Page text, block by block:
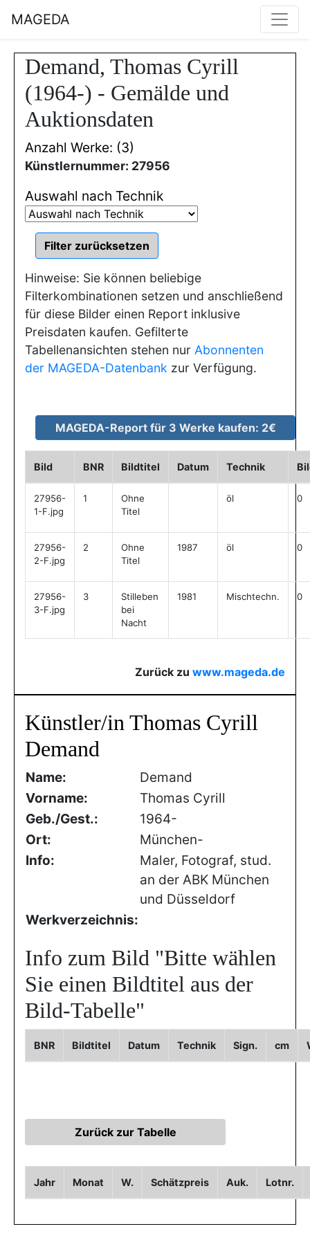
MAGEDA
Demand, Thomas Cyrill
(1964-) - Gemälde und
Auktionsdaten
Anzahl Werke: (3)
Künstlernummer: 27956
Auswahl nach Technik
Hinweise: Sie können beliebige
Filterkombinationen setzen und anschließend
für diese Bilder einen Report inklusive
Preisdaten kaufen. Gefilterte
Tabellenansichten stehen nur Abonnenten
der MAGEDA-Datenbank zur Verfügung.
Bild BNR Bildtitel Datum Technik
27956-
1-F.jpg
1
Ohne
Titel
öl 0
27956-
2-F.jpg
2
Ohne
Titel
1987 öl 0
27956-
3-F.jpg
3
Stilleben
bei
Nacht
1981 Mischtechn. 0
Zurück zu www.mageda.de
Künstler/in Thomas Cyrill
Demand
Name:
Demand
Vorname:
Thomas Cyrill
Geb./Gest.:
1964-
Ort:
München-
Info:
Maler, Fotograf, stud.
an der ABK München
und Düsseldorf
Werkverzeichnis:
Info zum Bild "Bitte wählen
Sie einen Bildtitel aus der
Bild-Tabelle"
BNR Bildtitel Datum Technik Sign. cm
Jahr Monat W. Schätzpreis Auk. Lotnr.